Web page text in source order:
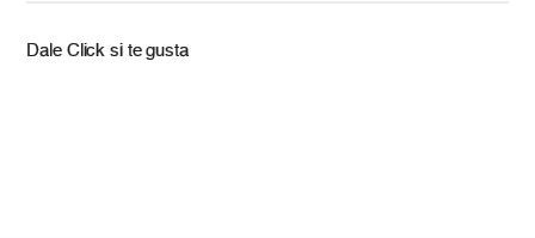
Dale Click si te gusta